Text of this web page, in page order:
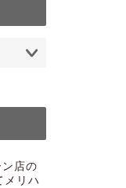
店の
メリハ